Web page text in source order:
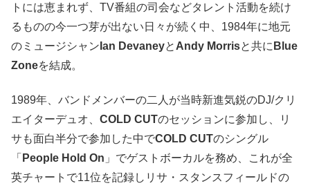
トには恵まれず、TV番組の司会などタレント活動を続け
るものの今一つ芽が出ない日々が続く中、1984年に地元
のミュージシャン Ian Devaneyと Andy Morrisと共に Blue
Zoneを結成。
1989年、バンドメンバーの二人が当時新進気鋭のDJ/クリ
エイターデュオ、 COLD CUTのセッションに参加し、リ
サも面白半分で参加した中でCOLD CUTのシングル
「 People Hold On 」でゲストボーカルを務め、これが全
英チャートで11位を記録しリサ・スタンスフィールドの